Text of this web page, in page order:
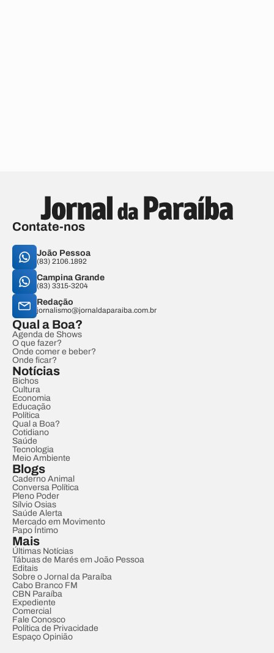
Contate-nos
João Pessoa
(83) 2106.1892
Campina Grande
(83) 3315-3204
Redação
jornalismo@jornaldaparaiba.com.br
Qual a Boa?
Agenda de Shows
O que fazer?
Onde comer e beber?
Onde ficar?
Notícias
Bichos
Cultura
Economia
Educação
Política
Qual a Boa?
Cotidiano
Saúde
Tecnologia
Meio Ambiente
Blogs
Caderno Animal
Conversa Política
Pleno Poder
Sílvio Osias
Saúde Alerta
Mercado em Movimento
Papo Íntimo
Mais
Últimas Notícias
Tábuas de Marés em João Pessoa
Editais
Sobre o Jornal da Paraíba
Cabo Branco FM
CBN Paraíba
Expediente
Comercial
Fale Conosco
Política de Privacidade
Espaço Opinião